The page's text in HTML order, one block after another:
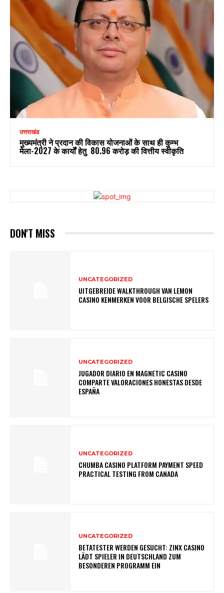
उत्तराखंड
मुख्यमंत्री ने प्रदान की विकास योजनाओं के साथ ही कुम्भ
मेला-2027 के कार्यों हेतु ₹ 80.96 करोड़ की वित्तीय स्वीकृति
DON'T MISS
UNCATEGORIZED
UITGEBREIDE WALKTHROUGH VAN LEMON
CASINO KENMERKEN VOOR BELGISCHE SPELERS
UNCATEGORIZED
JUGADOR DIARIO EN MAGNETIC CASINO
COMPARTE VALORACIONES HONESTAS DESDE
ESPAÑA
UNCATEGORIZED
CHUMBA CASINO PLATFORM PAYMENT SPEED
PRACTICAL TESTING FROM CANADA
UNCATEGORIZED
BETATESTER WERDEN GESUCHT: ZINX CASINO
LÄDT SPIELER IN DEUTSCHLAND ZUM
BESONDEREN PROGRAMM EIN